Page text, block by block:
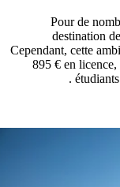
Pour de
destination
Cependant, cette
895 € en